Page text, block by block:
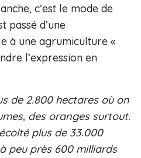
c’est le mode de
passé d’une
à une agrumiculture «
l’expression en
de 2.800 hectares où on
des oranges surtout.
plus de 33.000
peu près 600 milliards